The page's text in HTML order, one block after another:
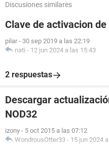
Discusiones similares
Clave de activacion
pilar - 30 sep 2019 a las 22:19
nati - 12 jun 2024 a las 15:43
2 respuestas
Descargar
NOD32
izony - 5 oct 2015 a las 07:12
WondrousOtter33 - 15 jun 2024